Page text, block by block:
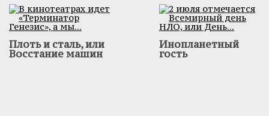
Плоть и сталь, или
Восстание машин
Инопланетный
гость